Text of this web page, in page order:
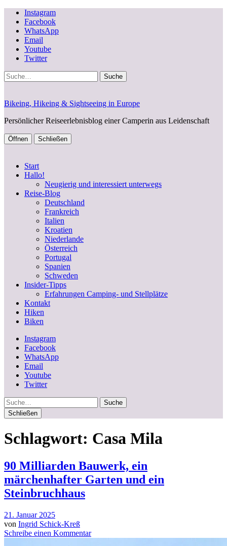
Instagram
Facebook
WhatsApp
Email
Youtube
Twitter
Suche
Bikeing, Hikeing & Sightseeing in Europe
Persönlicher Reiseerlebnisblog einer Camperin aus Leidenschaft
Öffnen Schließen
Start
Hallo!
Neugierig und interessiert unterwegs
Reise-Blog
Deutschland
Frankreich
Italien
Kroatien
Niederlande
Österreich
Portugal
Spanien
Schweden
Insider-Tipps
Erfahrungen Camping- und Stellplätze
Kontakt
Hiken
Biken
Instagram
Facebook
WhatsApp
Email
Youtube
Twitter
Suche
Schließen
Schlagwort: Casa Mila
90 Milliarden Bauwerk, ein
märchenhafter Garten und ein
Steinbruchhaus
21. Januar 2025
von Ingrid Schick-Kreß
Schreibe einen Kommentar